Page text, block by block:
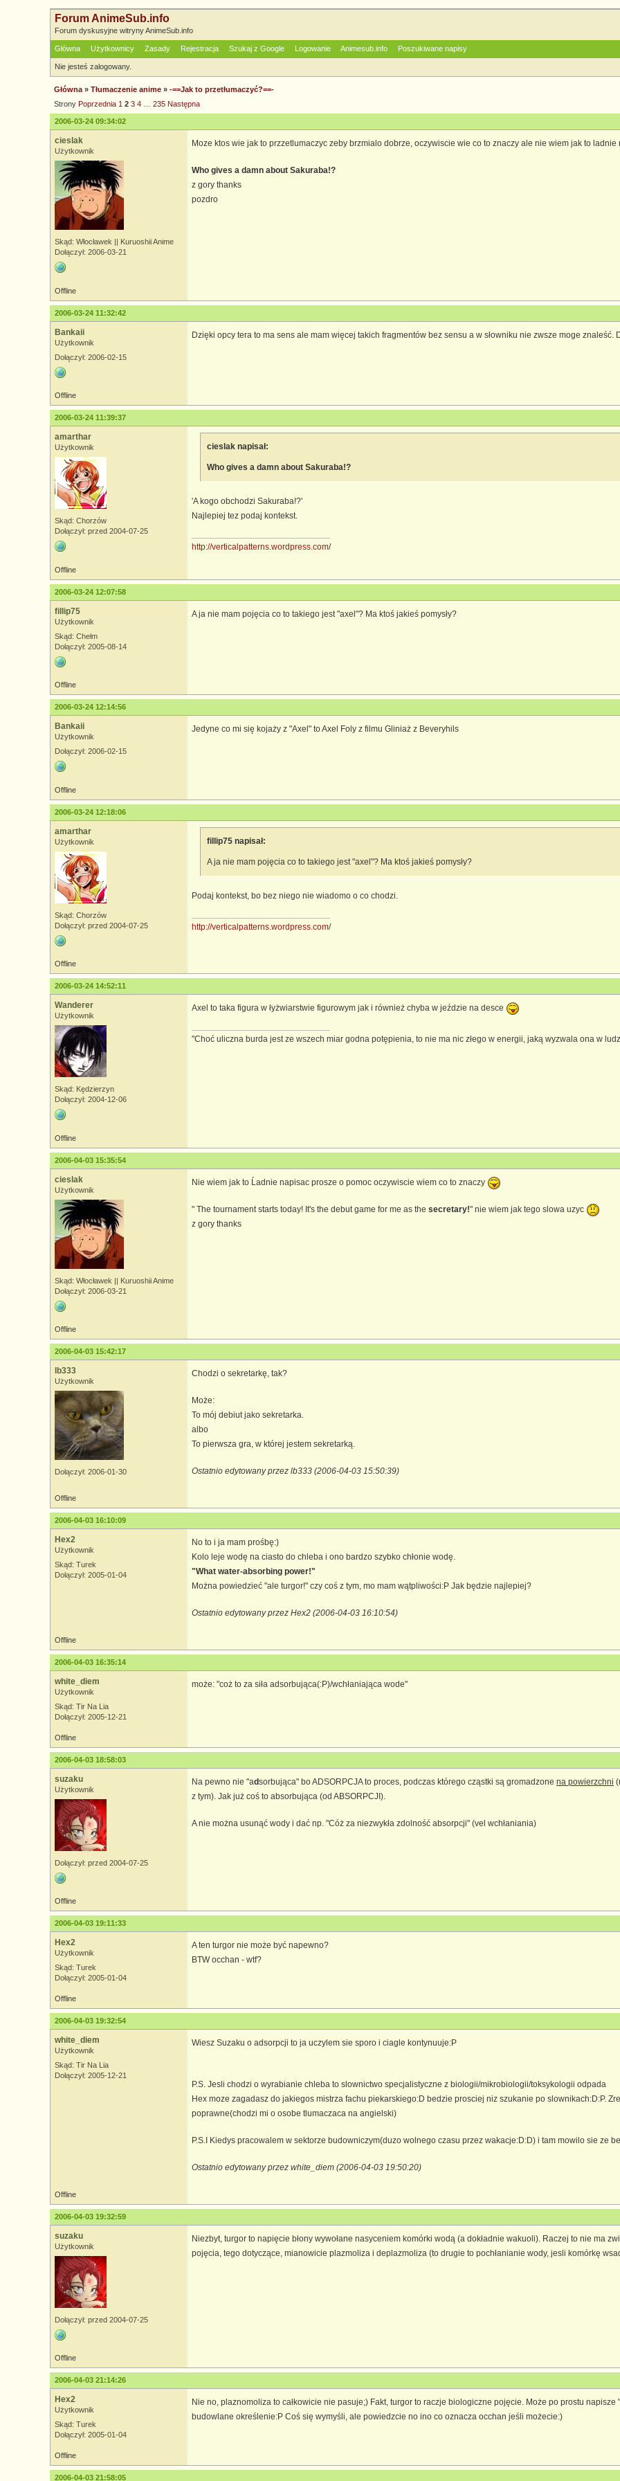
Forum AnimeSub.info
Forum dyskusyjne witryny AnimeSub.info
Główna Użytkownicy Zasady Rejestracja Szukaj z Google Logowanie Animesub.info Poszukiwane napisy
Nie jesteś zalogowany.
Główna » Tłumaczenie anime » -==Jak to przetłumaczyć?==-
Strony Poprzednia 1 2 3 4 235 Następna
2006-03-24 09:34:02
cieslak
Użytkownik
Skąd: Włocławek || Kuruoshii Anime
Dołączył: 2006-03-21
Moze ktos wie jak to przzetlumaczyc zeby brzmialo dobrze, oczywiscie wie co to znaczy ale nie wiem jak to ladnie
Who gives a damn about Sakuraba!?
z gory thanks
pozdro
Offline
2006-03-24 11:32:42
Bankaii
Użytkownik
Dołączył: 2006-02-15
Dzięki opcy tera to ma sens ale mam więcej takich fragmentów bez sensu a w słowniku nie zwsze moge znaleść.
Offline
2006-03-24 11:39:37
amarthar
Użytkownik
Skąd: Chorzów
Dołączył: przed 2004-07-25
cieslak napisał:
Who gives a damn about Sakuraba!?
'A kogo obchodzi Sakuraba!?'
Najlepiej tez podaj kontekst.
http://verticalpatterns.wordpress.com/
Offline
2006-03-24 12:07:58
fillip75
Użytkownik
Skąd: Chełm
Dołączył: 2005-08-14
A ja nie mam pojęcia co to takiego jest "axel"? Ma ktoś jakieś pomysły?
Offline
2006-03-24 12:14:56
Bankaii
Użytkownik
Dołączył: 2006-02-15
Jedyne co mi się kojaży z "Axel" to Axel Foly z filmu Gliniaż z Beveryhils
Offline
2006-03-24 12:18:06
amarthar
Użytkownik
Skąd: Chorzów
Dołączył: przed 2004-07-25
fillip75 napisał:
A ja nie mam pojęcia co to takiego jest "axel"? Ma ktoś jakieś pomysły?
Podaj kontekst, bo bez niego nie wiadomo o co chodzi.
http://verticalpatterns.wordpress.com/
Offline
2006-03-24 14:52:11
Wanderer
Użytkownik
Skąd: Kędzierzyn
Dołączył: 2004-12-06
Axel to taka figura w łyżwiarstwie figurowym jak i również chyba w jeździe na desce
"Choć uliczna burda jest ze wszech miar godna potępienia, to nie ma nic złego w energii, jaką wyzwala ona w
Offline
2006-04-03 15:35:54
cieslak
Użytkownik
Skąd: Włocławek || Kuruoshii Anime
Dołączył: 2006-03-21
Nie wiem jak to Ĺadnie napisac prosze o pomoc oczywiscie wiem co to znaczy
" The tournament starts today! It's the debut game for me as the secretary!" nie wiem jak tego slowa uzyc
z gory thanks
Offline
2006-04-03 15:42:17
lb333
Użytkownik
Dołączył: 2006-01-30
Chodzi o sekretarkę, tak?
Może:
To mój debiut jako sekretarka.
albo
To pierwsza gra, w której jestem sekretarką.
Ostatnio edytowany przez lb333 (2006-04-03 15:50:39)
Offline
2006-04-03 16:10:09
Hex2
Użytkownik
Skąd: Turek
Dołączył: 2005-01-04
No to i ja mam prośbę:)
Kolo leje wodę na ciasto do chleba i ono bardzo szybko chłonie wodę.
"What water-absorbing power!"
Można powiedzieć "ale turgor!" czy coś z tym, mo mam wątpliwości:P Jak będzie najlepiej?
Ostatnio edytowany przez Hex2 (2006-04-03 16:10:54)
Offline
2006-04-03 16:35:14
white_diem
Użytkownik
Skąd: Tir Na Lia
Dołączył: 2005-12-21
może: "coż to za siła adsorbująca(:P)/wchłaniająca wode"
Offline
2006-04-03 18:58:03
suzaku
Użytkownik
Dołączył: przed 2004-07-25
Na pewno nie "adsorbująca" bo ADSORPCJA to proces, podczas którego cząstki są gromadzone na powierzchni
z tym). Jak już coś to absorbująca (od ABSORPCJI).
A nie można usunąć wody i dać np. "Cóż za niezwykła zdolność absorpcji" (vel wchłaniania)
Offline
2006-04-03 19:11:33
Hex2
Użytkownik
Skąd: Turek
Dołączył: 2005-01-04
A ten turgor nie może być napewno?
BTW occhan - wtf?
Offline
2006-04-03 19:32:54
white_diem
Użytkownik
Skąd: Tir Na Lia
Dołączył: 2005-12-21
Wiesz Suzaku o adsorpcji to ja uczylem sie sporo i ciagle kontynuuje:P
P.S. Jesli chodzi o wyrabianie chleba to slownictwo specjalistyczne z biologii/mikrobiologii/toksykologii odpada
Hex moze zagadasz do jakiegos mistrza fachu piekarskiego:D bedzie prosciej niz szukanie po slownikach:D:P.
poprawne(chodzi mi o osobe tlumaczaca na angielski)
P.S.I Kiedys pracowalem w sektorze budowniczym(duzo wolnego czasu przez wakacje:D:D) i tam mowilo sie ze
Ostatnio edytowany przez white_diem (2006-04-03 19:50:20)
Offline
2006-04-03 19:32:59
suzaku
Użytkownik
Dołączył: przed 2004-07-25
Niezbyt, turgor to napięcie błony wywołane nasyceniem komórki wodą (a dokładnie wakuoli). Raczej to nie ma
pojęcia, tego dotyczące, mianowicie plazmoliza i deplazmoliza (to drugie to pochłanianie wody, jesli komórkę
Offline
2006-04-03 21:14:26
Hex2
Użytkownik
Skąd: Turek
Dołączył: 2005-01-04
Nie no, plaznomoliza to całkowicie nie pasuje;) Fakt, turgor to raczje biologiczne pojęcie. Może po prostu napisze
budowlane określenie:P Coś się wymyśli, ale powiedzcie no ino co oznacza occhan jeśli możecie:)
Offline
2006-04-03 21:58:05